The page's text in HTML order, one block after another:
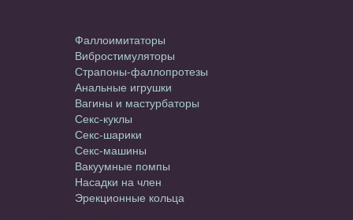
Фаллоимитаторы
Вибростимуляторы
Страпоны-фаллопротезы
Анальные игрушки
Вагины и мастурбаторы
Секс-куклы
Секс-шарики
Секс-машины
Вакуумные помпы
Насадки на член
Эрекционные кольца